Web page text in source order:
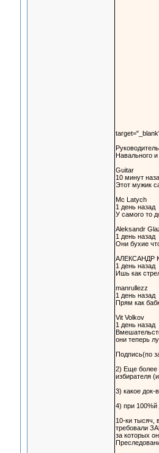
Навального
Guitar
10 минут
Этот мужик
Mc Latych
1 день назад
У самого то
Aleksandr
1 день назад
Они бухие
АЛЕКСАНДР
1 день назад
Ишь как
manrullezz
1 день назад
Прям как
Vit Volkov
1 день назад
они теперь
Подпись(по
2) Еще
избирателя
3) какое
4) при
10-ки тысяч,
требовали
за которых